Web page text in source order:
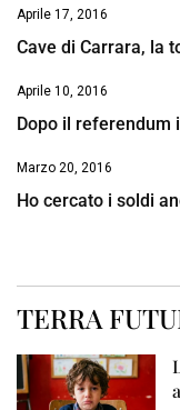
Aprile 17, 2016
Cave di Carrara, la
Aprile 10, 2016
Dopo il referendum
Marzo 20, 2016
Ho cercato i soldi
TERRA